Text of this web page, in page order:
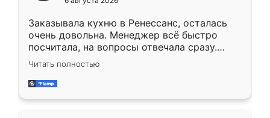
мебели буду заказывать только здесь.
Заказывала кухню в Ренессанс, осталась
очень довольна. Менеджер всё быстро
посчитала, на вопросы отвечала сразу.
Замерщик приехал в субботу, подошёл к
делу со всей ответственностью. Собрали
за день, ребята работали аккуратно, даже
Читать полностью